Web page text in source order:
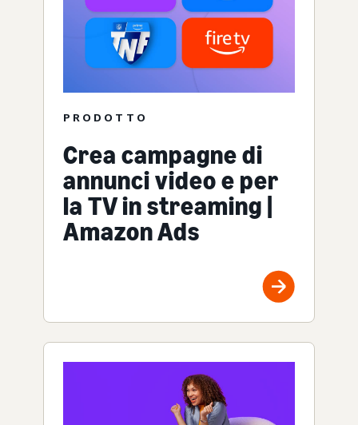
PRODOTTO
Crea campagne di
annunci video e per
la TV in streaming |
Amazon Ads